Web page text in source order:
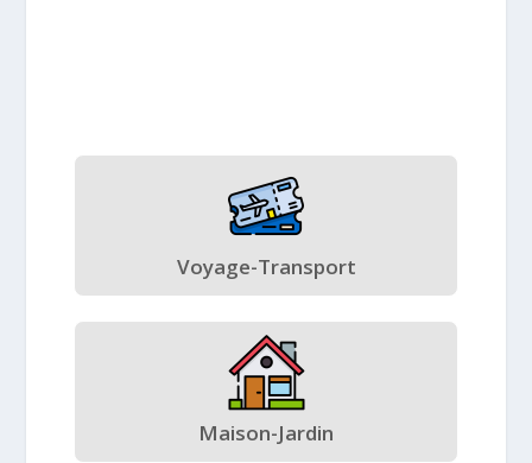
Voyage-Transport
Maison-Jardin